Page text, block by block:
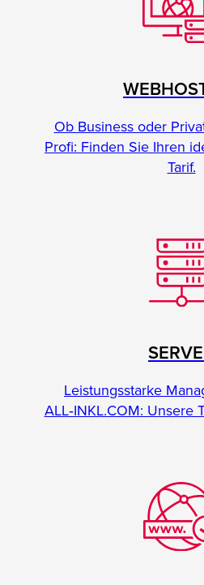
Ob Business oder
Profi: Finden Sie Ihren
Tarif.
Leistungsstarke
ALL‑INKL.COM: Unsere